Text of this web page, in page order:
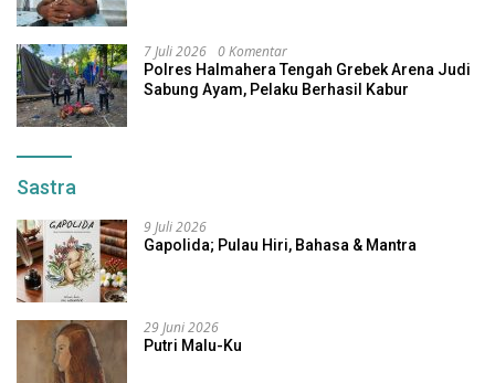
7 Juli 2026 0 Komentar
Polres Halmahera Tengah Grebek Arena Judi
Sabung Ayam, Pelaku Berhasil Kabur
Sastra
9 Juli 2026
Gapolida; Pulau Hiri, Bahasa & Mantra
29 Juni 2026
Putri Malu-Ku